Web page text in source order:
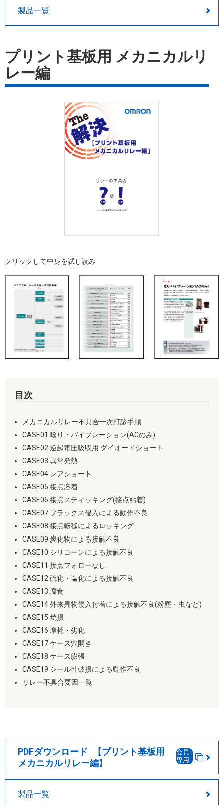
製品一覧
プリント基板用 メカニカルリ
レー編
クリックして中身を試し読み
目次
メカニカルリレー不具合一次打診手順
CASE01 唸り・バイブレーション(ACのみ)
CASE02 逆起電圧吸収用 ダイオードショート
CASE03 異常発熱
CASE04 レアショート
CASE05 接点溶着
CASE06 接点スティッキング(接点粘着)
CASE07 フラックス侵入による動作不良
CASE08 接点転移によるロッキング
CASE09 炭化物による接触不良
CASE10 シリコーンによる接触不良
CASE11 接点フォローなし
CASE12 硫化・塩化による接触不良
CASE13 腐食
CASE14 外来異物侵入付着による接触不良(粉塵・虫など)
CASE15 焼損
CASE16 摩耗・劣化
CASE17 ケース穴開き
CASE18 ケース膨張
CASE19 シール性破損による動作不良
リレー不具合要因一覧
PDFダウンロード 【プリント基板用
メカニカルリレー編】
会員
専用
製品一覧